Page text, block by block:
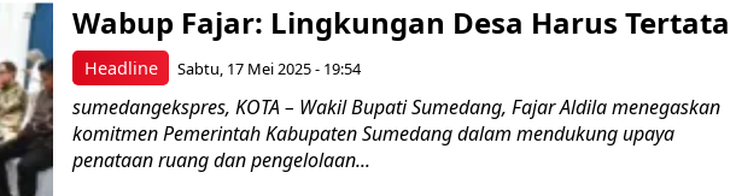
Headline
Wabup Fajar: Lingkungan Desa Harus Tertata
Sabtu, 17 Mei 2025 - 19:54
sumedangekspres, KOTA – Wakil Bupati Sumedang, Fajar Aldila menegaskan
komitmen Pemerintah Kabupaten Sumedang dalam mendukung upaya
penataan ruang dan pengelolaan...